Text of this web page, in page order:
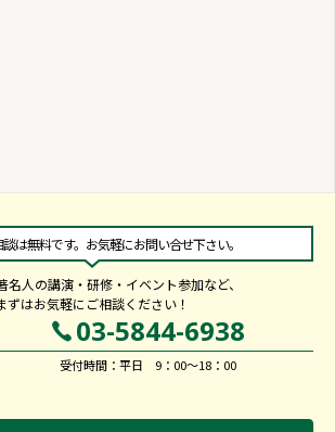
は無料です。お気軽にお問い合せ下さい。
名人の講演・研修・イベント参加など、
ずはお気軽にご相談ください！
03-5844-6938
受付時間：平日 9：00～18：00